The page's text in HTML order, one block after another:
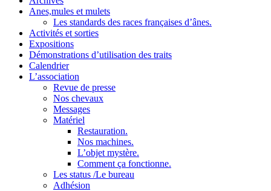
Anes,mules et mulets
Les standards des races françaises d’ânes.
Activités et sorties
Expositions
Démonstrations d’utilisation des traits
Calendrier
L’association
Revue de presse
Nos chevaux
Messages
Matériel
Restauration.
Nos machines.
L’objet mystère.
Comment ça fonctionne.
Les status /Le bureau
Adhésion